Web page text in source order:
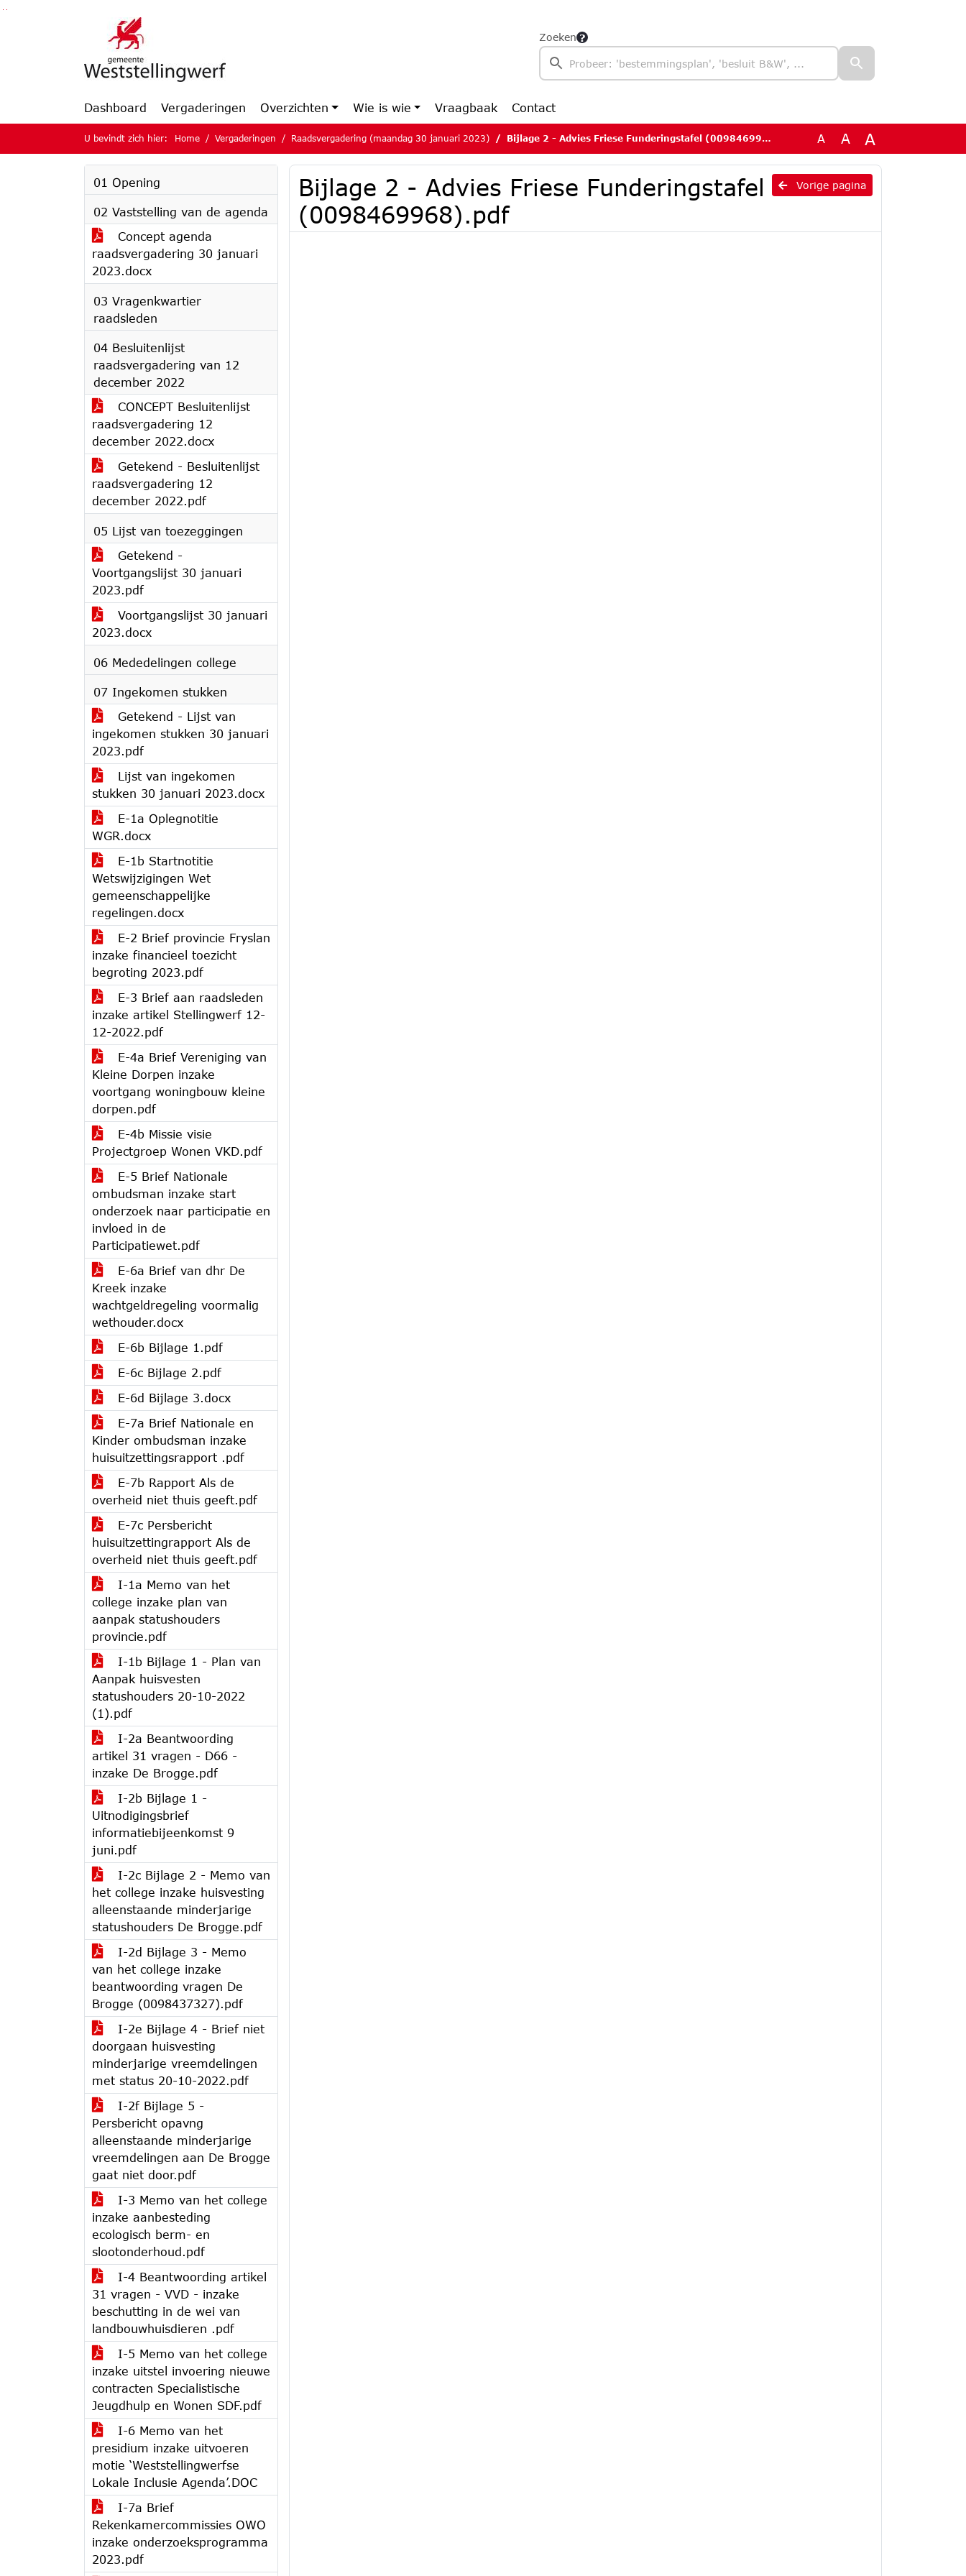
Ga naar de inhoud van deze pagina
Zoeken
Dashboard Vergaderingen Overzichten Wie is wie Vraagbaak Contact
U bevindt zich hier: Home Vergaderingen Raadsvergadering (maandag 30 januari 2023) Bijlage 2 - Advies Friese Funderingstafel (0098469968).pdf A A A
01 Opening
02 Vaststelling van de agenda
Concept agenda
raadsvergadering 30 januari
2023.docx
03 Vragenkwartier
raadsleden
04 Besluitenlijst
raadsvergadering van 12
december 2022
CONCEPT Besluitenlijst
raadsvergadering 12
december 2022.docx
Getekend - Besluitenlijst
raadsvergadering 12
december 2022.pdf
05 Lijst van toezeggingen
Getekend -
Voortgangslijst 30 januari
2023.pdf
Voortgangslijst 30 januari
2023.docx
06 Mededelingen college
07 Ingekomen stukken
Getekend - Lijst van
ingekomen stukken 30 januari
2023.pdf
Lijst van ingekomen
stukken 30 januari 2023.docx
E-1a Oplegnotitie
WGR.docx
E-1b Startnotitie
Wetswijzigingen Wet
gemeenschappelijke
regelingen.docx
E-2 Brief provincie Fryslan
inzake financieel toezicht
begroting 2023.pdf
E-3 Brief aan raadsleden
inzake artikel Stellingwerf 12-
12-2022.pdf
E-4a Brief Vereniging van
Kleine Dorpen inzake
voortgang woningbouw kleine
dorpen.pdf
E-4b Missie visie
Projectgroep Wonen VKD.pdf
E-5 Brief Nationale
ombudsman inzake start
onderzoek naar participatie en
invloed in de
Participatiewet.pdf
E-6a Brief van dhr De
Kreek inzake
wachtgeldregeling voormalig
wethouder.docx
E-6b Bijlage 1.pdf
E-6c Bijlage 2.pdf
E-6d Bijlage 3.docx
E-7a Brief Nationale en
Kinder ombudsman inzake
huisuitzettingsrapport .pdf
E-7b Rapport Als de
overheid niet thuis geeft.pdf
E-7c Persbericht
huisuitzettingrapport Als de
overheid niet thuis geeft.pdf
I-1a Memo van het
college inzake plan van
aanpak statushouders
provincie.pdf
I-1b Bijlage 1 - Plan van
Aanpak huisvesten
statushouders 20-10-2022
(1).pdf
I-2a Beantwoording
artikel 31 vragen - D66 -
inzake De Brogge.pdf
I-2b Bijlage 1 -
Uitnodigingsbrief
informatiebijeenkomst 9
juni.pdf
I-2c Bijlage 2 - Memo van
het college inzake huisvesting
alleenstaande minderjarige
statushouders De Brogge.pdf
I-2d Bijlage 3 - Memo
van het college inzake
beantwoording vragen De
Brogge (0098437327).pdf
I-2e Bijlage 4 - Brief niet
doorgaan huisvesting
minderjarige vreemdelingen
met status 20-10-2022.pdf
I-2f Bijlage 5 -
Persbericht opavng
alleenstaande minderjarige
vreemdelingen aan De Brogge
gaat niet door.pdf
I-3 Memo van het college
inzake aanbesteding
ecologisch berm- en
slootonderhoud.pdf
I-4 Beantwoording artikel
31 vragen - VVD - inzake
beschutting in de wei van
landbouwhuisdieren .pdf
I-5 Memo van het college
inzake uitstel invoering nieuwe
contracten Specialistische
Jeugdhulp en Wonen SDF.pdf
I-6 Memo van het
presidium inzake uitvoeren
motie ‘Weststellingwerfse
Lokale Inclusie Agenda’.DOC
I-7a Brief
Rekenkamercommissies OWO
inzake onderzoeksprogramma
2023.pdf
Vorige pagina
Bijlage 2 - Advies Friese Funderingstafel
(0098469968).pdf